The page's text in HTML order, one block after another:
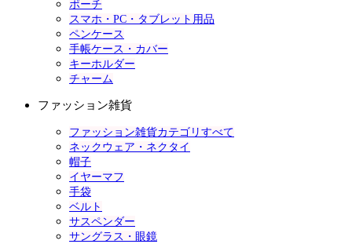
ポーチ
スマホ・PC・タブレット用品
ペンケース
手帳ケース・カバー
キーホルダー
チャーム
ファッション雑貨
ファッション雑貨カテゴリすべて
ネックウェア・ネクタイ
帽子
イヤーマフ
手袋
ベルト
サスペンダー
サングラス・眼鏡